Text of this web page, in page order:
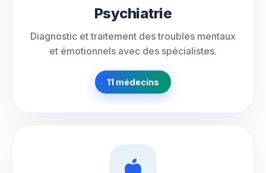
Psychiatrie
Diagnostic et traitement des troubles mentaux
et émotionnels avec des spécialistes.
11 médecins